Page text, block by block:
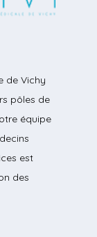
de Vichy
pôles de
équipe
est
des